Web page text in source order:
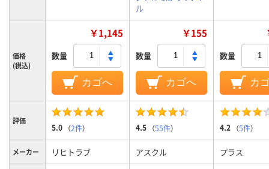
ル
価格
(税込)
￥1,145
数量
カゴへ
￥155
数量
カゴへ
数量
カ
評価
5.0 （2件） 4.5 （55件） 4.2 （5件）
メーカー リヒトラブ アスクル プラス